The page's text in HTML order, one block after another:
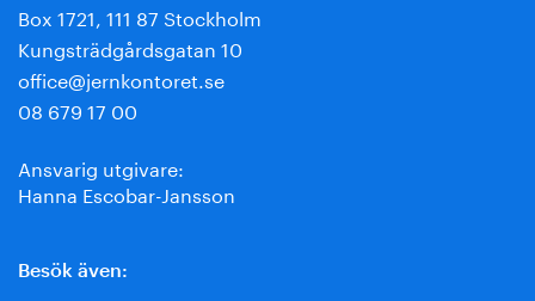
Box 1721, 111 87 Stockholm
Kungsträdgårdsgatan 10
office@jernkontoret.se
08 679 17 00
Ansvarig utgivare:
Hanna Escobar-Jansson
Besök även: